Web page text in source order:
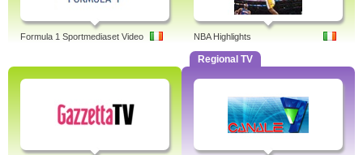
Formula 1 Sportmediaset Video NBA Highlights
Regional TV